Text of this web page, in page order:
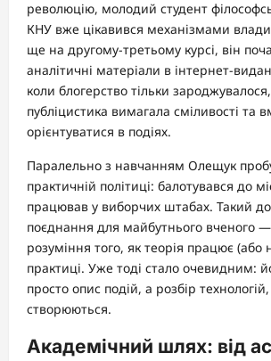
революцію, молодий студент
КНУ вже цікавився механізмами
ще на другому-третьому курсі, він
аналітичні матеріали в інтернет-
коли блогерство тільки
публіцистика вимагала сміливості та
орієнтуватися в подіях.
Паралельно з навчанням Олещук
практичній політиці: балотувався до
працював у виборчих штабах. Такий
поєднання для майбутнього вченого
розуміння того, як теорія працює (або
практиці. Уже тоді стало очевидним:
просто опис подій, а розбір
створюються.
Академічний шлях: від